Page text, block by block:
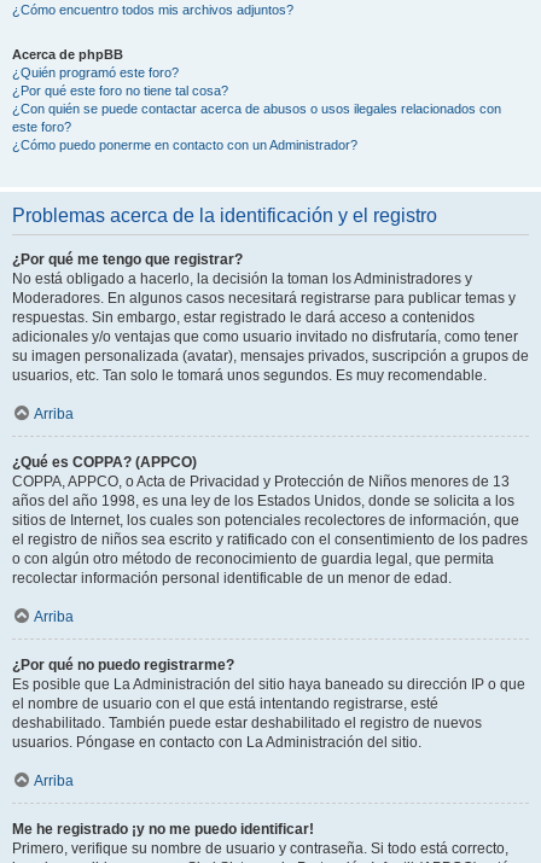
¿Cómo encuentro todos mis archivos adjuntos?
Acerca de phpBB
¿Quién programó este foro?
¿Por qué este foro no tiene tal cosa?
¿Con quién se puede contactar acerca de abusos o usos ilegales relacionados con
este foro?
¿Cómo puedo ponerme en contacto con un Administrador?
Problemas acerca de la identificación y el registro
¿Por qué me tengo que registrar?
No está obligado a hacerlo, la decisión la toman los Administradores y
Moderadores. En algunos casos necesitará registrarse para publicar temas y
respuestas. Sin embargo, estar registrado le dará acceso a contenidos
adicionales y/o ventajas que como usuario invitado no disfrutaría, como tener
su imagen personalizada (avatar), mensajes privados, suscripción a grupos de
usuarios, etc. Tan solo le tomará unos segundos. Es muy recomendable.
Arriba
¿Qué es COPPA? (APPCO)
COPPA, APPCO, o Acta de Privacidad y Protección de Niños menores de 13
años del año 1998, es una ley de los Estados Unidos, donde se solicita a los
sitios de Internet, los cuales son potenciales recolectores de información, que
el registro de niños sea escrito y ratificado con el consentimiento de los padres
o con algún otro método de reconocimiento de guardia legal, que permita
recolectar información personal identificable de un menor de edad.
Arriba
¿Por qué no puedo registrarme?
Es posible que La Administración del sitio haya baneado su dirección IP o que
el nombre de usuario con el que está intentando registrarse, esté
deshabilitado. También puede estar deshabilitado el registro de nuevos
usuarios. Póngase en contacto con La Administración del sitio.
Arriba
Me he registrado ¡y no me puedo identificar!
Primero, verifique su nombre de usuario y contraseña. Si todo está correcto,